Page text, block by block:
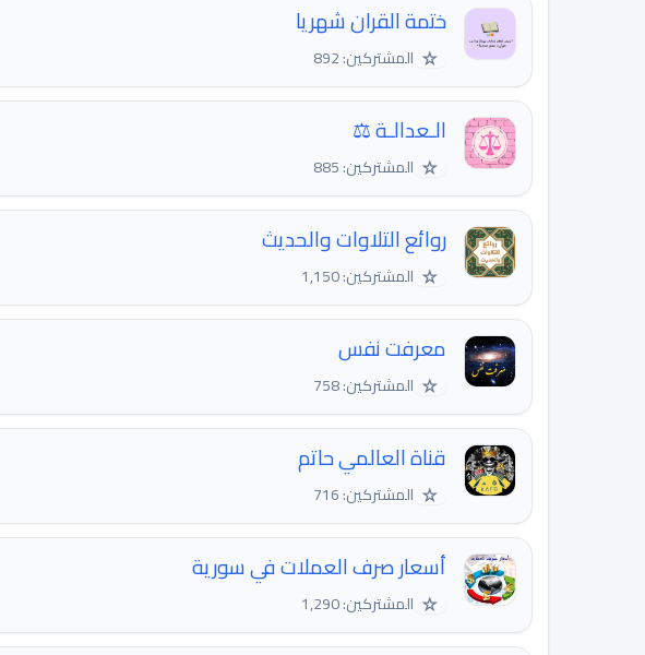
ختمة القران شهريا
☆ المشتركين: 892
الـعدالـة ⚖️
☆ المشتركين: 885
روائع التلاوات والحديث
☆ المشتركين: 1,150
معرفت نفس
☆ المشتركين: 758
قناة العالمي حاتم
☆ المشتركين: 716
أسعار صرف العملات في سورية
☆ المشتركين: 1,290